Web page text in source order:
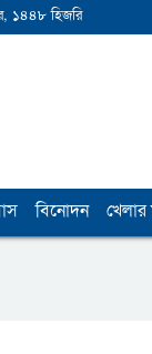
১৪৪৮ হিজরি
বিনোদন খেলার